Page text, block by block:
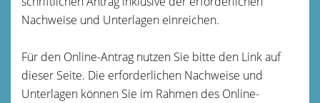
Nachweise und Unterlagen einreichen.
Für den Online-Antrag nutzen Sie bitte den Link auf
dieser Seite. Die erforderlichen Nachweise und
Unterlagen können Sie im Rahmen des Online-